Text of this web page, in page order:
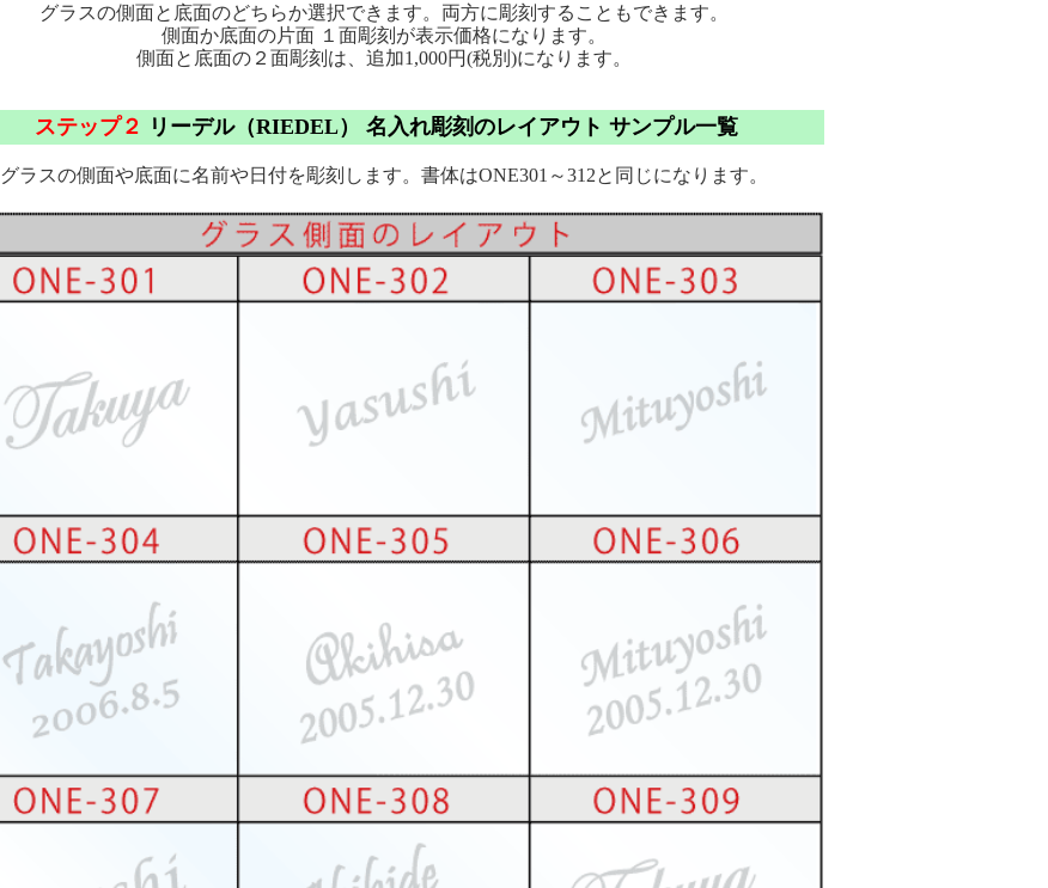
グラスの側面と底面のどちらか選択できます。両方に彫刻することもできます。
側面か底面の片面 １面彫刻が表示価格になります。
側面と底面の２面彫刻は、追加1,000円(税別)になります。
ステップ２ リーデル（RIEDEL） 名入れ彫刻のレイアウト サンプル一覧
グラスの側面や底面に名前や日付を彫刻します。書体はONE301～312と同じになります。